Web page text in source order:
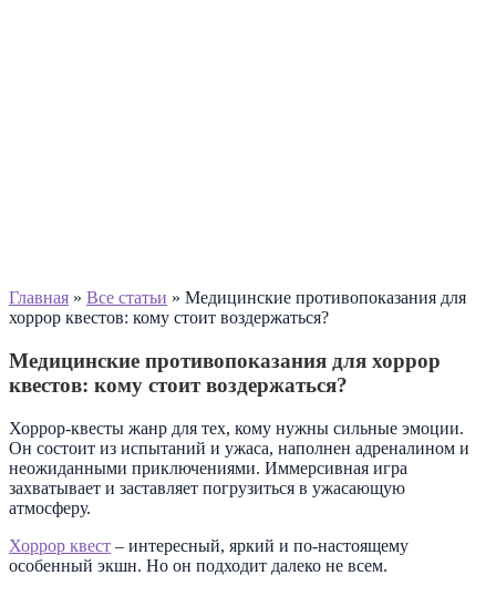
Главная » Все статьи » Медицинские противопоказания для
хоррор квестов: кому стоит воздержаться?
Медицинские противопоказания для хоррор
квестов: кому стоит воздержаться?
Хоррор-квесты жанр для тех, кому нужны сильные эмоции.
Он состоит из испытаний и ужаса, наполнен адреналином и
неожиданными приключениями. Иммерсивная игра
захватывает и заставляет погрузиться в ужасающую
атмосферу.
Хоррор квест – интересный, яркий и по-настоящему
особенный экшн. Но он подходит далеко не всем.